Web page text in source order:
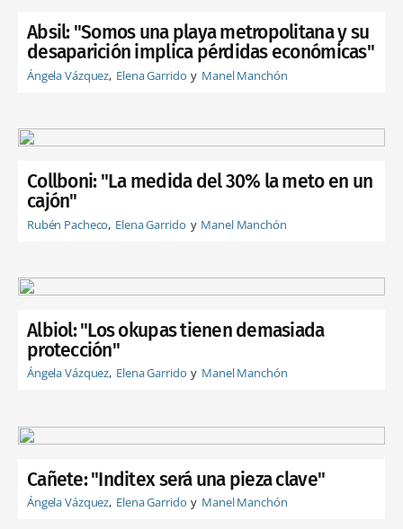
Absil: "Somos una playa metropolitana y su
desaparición implica pérdidas económicas"
Ángela Vázquez Elena Garrido Manel Manchón
Collboni: "La medida del 30% la meto en un
cajón"
Rubén Pacheco Elena Garrido Manel Manchón
Albiol: "Los okupas tienen demasiada
protección"
Ángela Vázquez Elena Garrido Manel Manchón
Cañete: "Inditex será una pieza clave"
Ángela Vázquez Elena Garrido Manel Manchón